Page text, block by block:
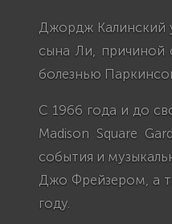
Джордж Калинский
сына Ли, причиной
болезнью
С 1966 года и до
Madison Square
события и
Джо Фрейзером, а
году.